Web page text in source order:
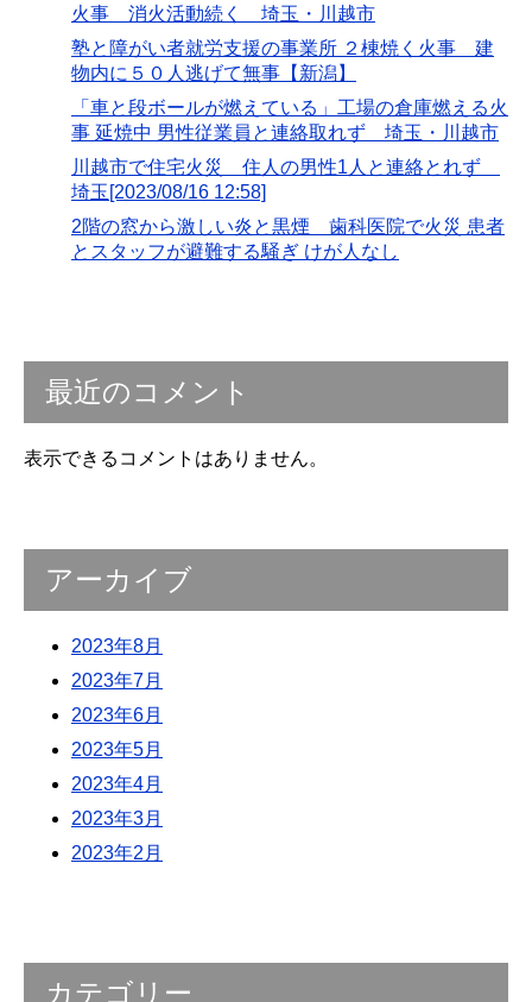
火事 消火活動続く 埼玉・川越市
塾と障がい者就労支援の事業所 ２棟焼く火事 建
物内に５０人逃げて無事【新潟】
「車と段ボールが燃えている」工場の倉庫燃える火
事 延焼中 男性従業員と連絡取れず 埼玉・川越市
川越市で住宅火災 住人の男性1人と連絡とれず
埼玉[2023/08/16 12:58]
2階の窓から激しい炎と黒煙 歯科医院で火災 患者
とスタッフが避難する騒ぎ けが人なし
最近のコメント
表示できるコメントはありません。
アーカイブ
2023年8月
2023年7月
2023年6月
2023年5月
2023年4月
2023年3月
2023年2月
カテゴリー